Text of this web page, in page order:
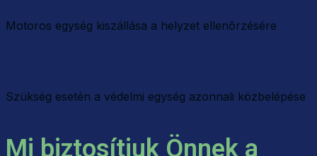
Motoros egység kiszállása a helyzet ellenőrzésére
Szükség esetén a védelmi egység azonnali közbelépése
Mi biztosítjuk Önnek a